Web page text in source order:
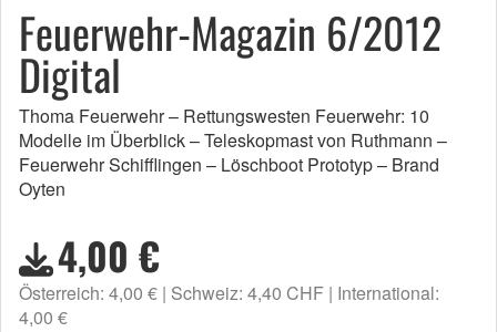
Feuerwehr-Magazin 6/2012
Digital
Thoma Feuerwehr – Rettungswesten Feuerwehr: 10
Modelle im Überblick – Teleskopmast von Ruthmann –
Feuerwehr Schifflingen – Löschboot Prototyp – Brand
Oyten
4,00 €
Österreich: 4,00 € Schweiz: 4,40 CHF International:
4,00 €